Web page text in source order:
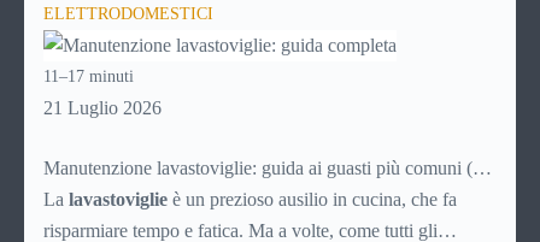
capiremo come inviare la disdetta per un contratto di affitto.
ELETTRODOMESTICI
11–17 minuti
21 Luglio 2026
Manutenzione lavastoviglie: guida ai guasti più comuni (e
soluzioni)
La lavastoviglie è un prezioso ausilio in cucina, che fa
risparmiare tempo e fatica. Ma a volte, come tutti gli